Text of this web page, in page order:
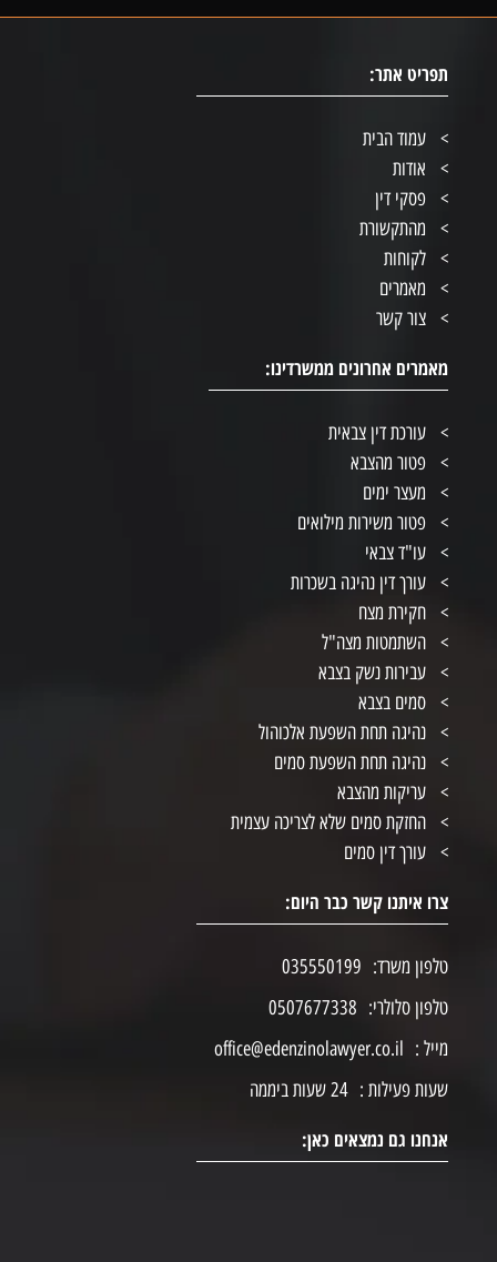
תפריט אתר:
עמוד הבית
אודות
פסקי דין
מהתקשורת
לקוחות
מאמרים
צור קשר
מאמרים אחרונים ממשרדינו:
עורכת דין צבאית
פטור מהצבא
מעצר ימים
פטור משירות מילואים
עו"ד צבאי
עורך דין נהיגה בשכרות
חקירת מצח
השתמטות מצה"ל
עבירות נשק בצבא
סמים בצבא
נהיגה תחת השפעת אלכוהול
נהיגה תחת השפעת סמים
עריקות מהצבא
החזקת סמים שלא לצריכה עצמית
עורך דין סמים
צרו איתנו קשר כבר היום:
טלפון משרד: 035550199
טלפון סלולרי: 0507677338
מייל : office@edenzinolawyer.co.il
שעות פעילות : 24 שעות ביממה
אנחנו גם נמצאים כאן: